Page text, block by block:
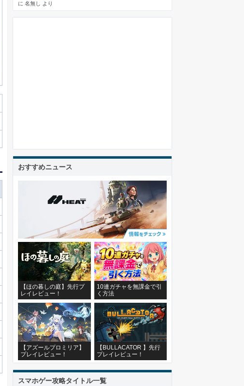
に 名無し より
おすすめニュース
【ほの暮しの庭】先行プ
レイレビュー！
10連ガチャを無課金で引
く方法
【アズールプロミリア】
プレイレビュー！
【BULLACATOR 】先行
プレイレビュー！
スマホゲー攻略タイトル一覧